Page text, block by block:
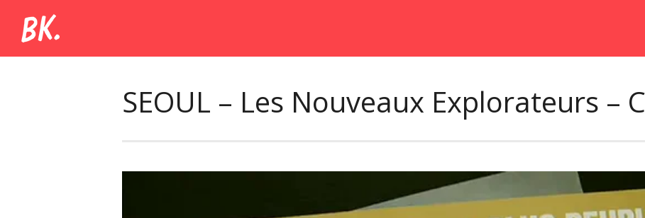
SEOUL – Les Nouveaux Explorateurs –